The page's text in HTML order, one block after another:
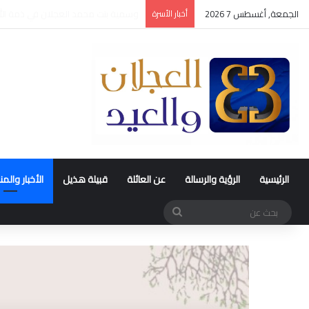
الجمعة, أغسطس 7 2026 أخبار الأسرة
الرئيسية الرؤية والرسالة عن العائلة قبيلة هذيل الأخبار